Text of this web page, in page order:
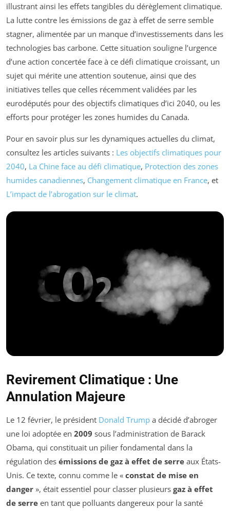
illustrant ainsi les effets tangibles du dérèglement climatique.
La lutte contre les émissions de gaz à effet de serre semble
stagner, alimentée par un manque d’investissements dans les
technologies bas carbone. Cette situation souligne l’urgence
d’une action concertée face à ce défi climatique croissant, un
sujet qui mérite une attention soutenue, ainsi que des
initiatives telles que celles récemment validées par les
eurodéputés pour des objectifs climatiques d’ici 2040, ou les
efforts pour protéger les zones humides du Canada.
Pour en savoir plus sur les dynamiques actuelles du climat,
consultez les articles suivants : Les objectifs climatiques pour
2040, La Chine face au défi climatique, Protection des zones
humides canadiennes, Changement climatique en France, et
L’impact de l’abrogation sur le climat.
Revirement Climatique : Une
Annulation Majeure
Le 12 février, le président Donald Trump a décidé d’abroger
une loi adoptée en 2009 sous l’administration de Barack
Obama, qui constituait un pilier fondamental dans la
régulation des émissions de gaz à effet de serre aux États-
Unis. Ce texte, connu comme le « constat de mise en
danger », était essentiel pour classer plusieurs gaz à effet
de serre en tant que polluants dangereux pour la santé